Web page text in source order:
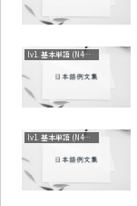
lv1. 基本単語 (N4～N5)
lv1. 基本単語 (N4～N5)